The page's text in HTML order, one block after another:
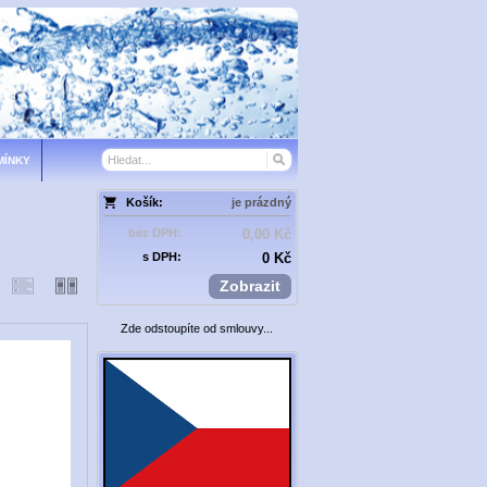
Košík: je prázdný
bez DPH: 0,00 Kč
s DPH: 0 Kč
Zobrazit
Zde odstoupíte od smlouvy...